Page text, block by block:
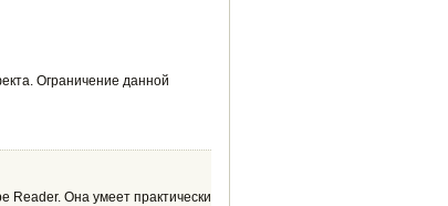
Ограничение данной
Reader. Она умеет практически